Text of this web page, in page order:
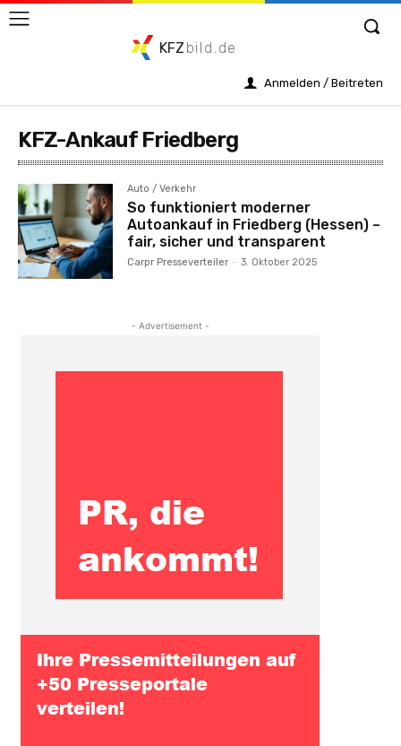
KFZ bild.de
Anmelden / Beitreten
KFZ-Ankauf Friedberg
Auto / Verkehr
So funktioniert moderner
Autoankauf in Friedberg (Hessen) –
fair, sicher und transparent
Carpr Presseverteiler - 3. Oktober 2025
- Advertisement -